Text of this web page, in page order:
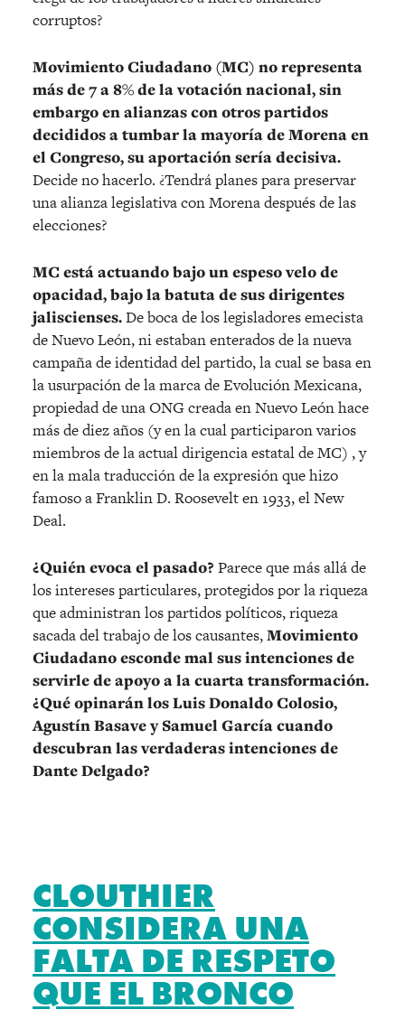
corruptos?
Movimiento Ciudadano (MC) no representa
más de 7 a 8% de la votación nacional, sin
embargo en alianzas con otros partidos
decididos a tumbar la mayoría de Morena en
el Congreso, su aportación sería decisiva.
Decide no hacerlo. ¿Tendrá planes para preservar
una alianza legislativa con Morena después de las
elecciones?
MC está actuando bajo un espeso velo de
opacidad, bajo la batuta de sus dirigentes
jaliscienses.De boca de los legisladores emecista
de Nuevo León, ni estaban enterados de la nueva
campaña de identidad del partido, la cual se basa en
la usurpación de la marca de Evolución Mexicana,
propiedad de una ONG creada en Nuevo León hace
más de diez años (y en la cual participaron varios
miembros de la actual dirigencia estatal de MC) , y
en la mala traducción de la expresión que hizo
famoso a Franklin D. Roosevelt en 1933, el New
Deal.
¿Quién evoca el pasado? Parece que más allá de
los intereses particulares, protegidos por la riqueza
que administran los partidos políticos, riqueza
sacada del trabajo de los causantes,Movimiento
Ciudadano esconde mal sus intenciones de
servirle de apoyo a la cuarta transformación.
¿Qué opinarán los Luis Donaldo Colosio,
Agustín Basave y Samuel García cuando
descubran las verdaderas intenciones de
Dante Delgado?
CLOUTHIER
CONSIDERA UNA
FALTA DE RESPETO
QUE EL BRONCO